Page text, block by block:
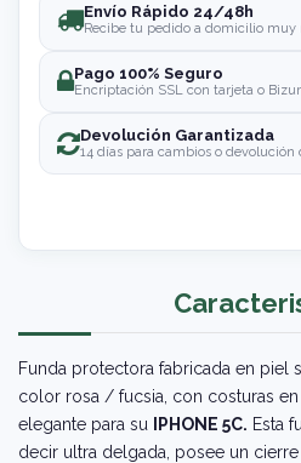
Envío Rápido 24/48h
Recibe tu pedido a domicilio muy
Pago 100% Seguro
Encriptación SSL con tarjeta o
Devolución Garantizada
14 días para cambios o devolución
Funda protectora fabricada en piel
color rosa / fucsia, con costuras
elegante para su
IPHONE 5C. Esta
decir ultra delgada, posee un